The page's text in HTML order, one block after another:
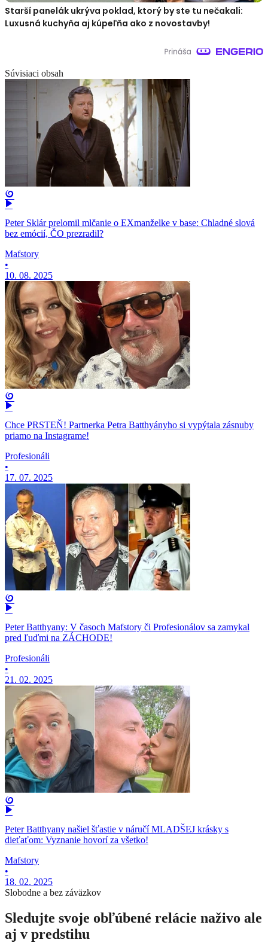
Starší panelák ukrýva poklad, ktorý by ste tu nečakali:
Luxusná kuchyňa aj kúpeľňa ako z novostavby!
Súvisiaci obsah
Peter Sklár prelomil mlčanie o EXmanželke v base: Chladné slová
bez emócií, ČO prezradil?
Mafstory
•
10. 08. 2025
Chce PRSTEŇ! Partnerka Petra Batthyányho si vypýtala zásnuby
priamo na Instagrame!
Profesionáli
•
17. 07. 2025
Peter Batthyany: V časoch Mafstory či Profesionálov sa zamykal
pred ľuďmi na ZÁCHODE!
Profesionáli
•
21. 02. 2025
Peter Batthyany našiel šťastie v náručí MLADŠEJ krásky s
dieťaťom: Vyznanie hovorí za všetko!
Mafstory
•
18. 02. 2025
Slobodne a bez záväzkov
Sledujte svoje obľúbené relácie naživo ale
aj v predstihu